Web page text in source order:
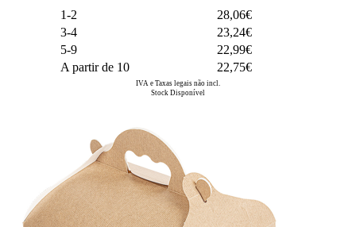
1-2
28,06€
3-4
23,24€
5-9
22,99€
A partir de 10
22,75€
IVA e Taxas legais não incl.
Stock Disponível